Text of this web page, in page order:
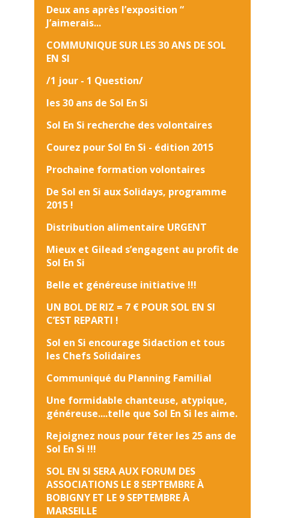
Deux ans après l’exposition “
J’aimerais...
COMMUNIQUE SUR LES 30 ANS DE SOL
EN SI
/1 jour - 1 Question/
les 30 ans de Sol En Si
Sol En Si recherche des volontaires
Courez pour Sol En Si - édition 2015
Prochaine formation volontaires
De Sol en Si aux Solidays, programme
2015 !
Distribution alimentaire URGENT
Mieux et Gilead s’engagent au profit de
Sol En Si
Belle et généreuse initiative !!!
UN BOL DE RIZ = 7 € POUR SOL EN SI
C’EST REPARTI !
Sol en Si encourage Sidaction et tous
les Chefs Solidaires
Communiqué du Planning Familial
Une formidable chanteuse, atypique,
généreuse....telle que Sol En Si les aime.
Rejoignez nous pour fêter les 25 ans de
Sol En Si !!!
SOL EN SI SERA AUX FORUM DES
ASSOCIATIONS LE 8 SEPTEMBRE À
BOBIGNY ET LE 9 SEPTEMBRE À
MARSEILLE